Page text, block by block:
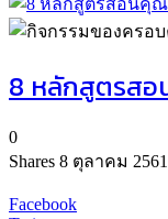
8 หลักสูตรสอ
0
Shares 8 ตุลาคม 2561
Facebook